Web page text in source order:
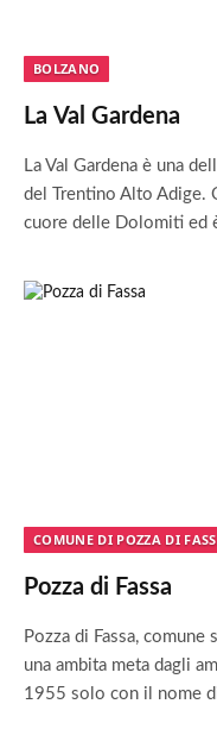
BOLZANO
La Val Gardena
La Val Gardena è una
del Trentino Alto Adige.
cuore delle Dolomiti ed
COMUNE DI POZZA DI
Pozza di Fassa
Pozza di Fassa, comune
una ambita meta dagli
1955 solo con il nome